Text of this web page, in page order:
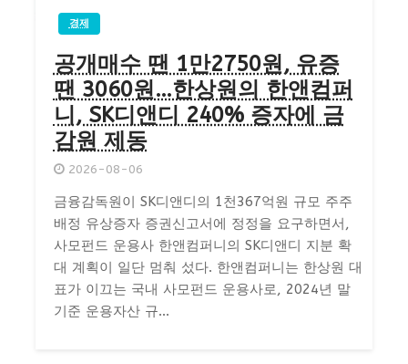
경제
공개매수 땐 1만2750원, 유증
땐 3060원…한상원의 한앤컴퍼
니, SK디앤디 240% 증자에 금
감원 제동
2026-08-06
금융감독원이 SK디앤디의 1천367억원 규모 주주
배정 유상증자 증권신고서에 정정을 요구하면서,
사모펀드 운용사 한앤컴퍼니의 SK디앤디 지분 확
대 계획이 일단 멈춰 섰다. 한앤컴퍼니는 한상원 대
표가 이끄는 국내 사모펀드 운용사로, 2024년 말
기준 운용자산 규...